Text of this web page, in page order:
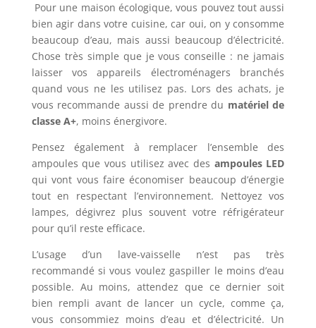
Pour une maison écologique, vous pouvez tout aussi
bien agir dans votre cuisine, car oui, on y consomme
beaucoup d’eau, mais aussi beaucoup d’électricité.
Chose très simple que je vous conseille : ne jamais
laisser vos appareils électroménagers branchés
quand vous ne les utilisez pas. Lors des achats, je
vous recommande aussi de prendre du matériel de
classe A+, moins énergivore.
Pensez également à remplacer l’ensemble des
ampoules que vous utilisez avec des ampoules LED
qui vont vous faire économiser beaucoup d’énergie
tout en respectant l’environnement. Nettoyez vos
lampes, dégivrez plus souvent votre réfrigérateur
pour qu’il reste efficace.
L’usage d’un lave-vaisselle n’est pas très
recommandé si vous voulez gaspiller le moins d’eau
possible. Au moins, attendez que ce dernier soit
bien rempli avant de lancer un cycle, comme ça,
vous consommiez moins d’eau et d’électricité. Un